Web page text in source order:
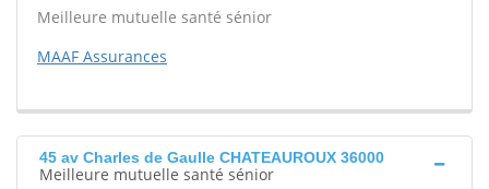
Meilleure mutuelle santé sénior
MAAF Assurances
45 av Charles de Gaulle CHATEAUROUX 36000
Meilleure mutuelle santé sénior